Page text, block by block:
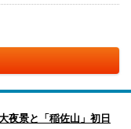
夜景と「稲佐山」初日